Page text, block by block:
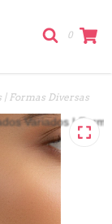
0
Formas Diversas